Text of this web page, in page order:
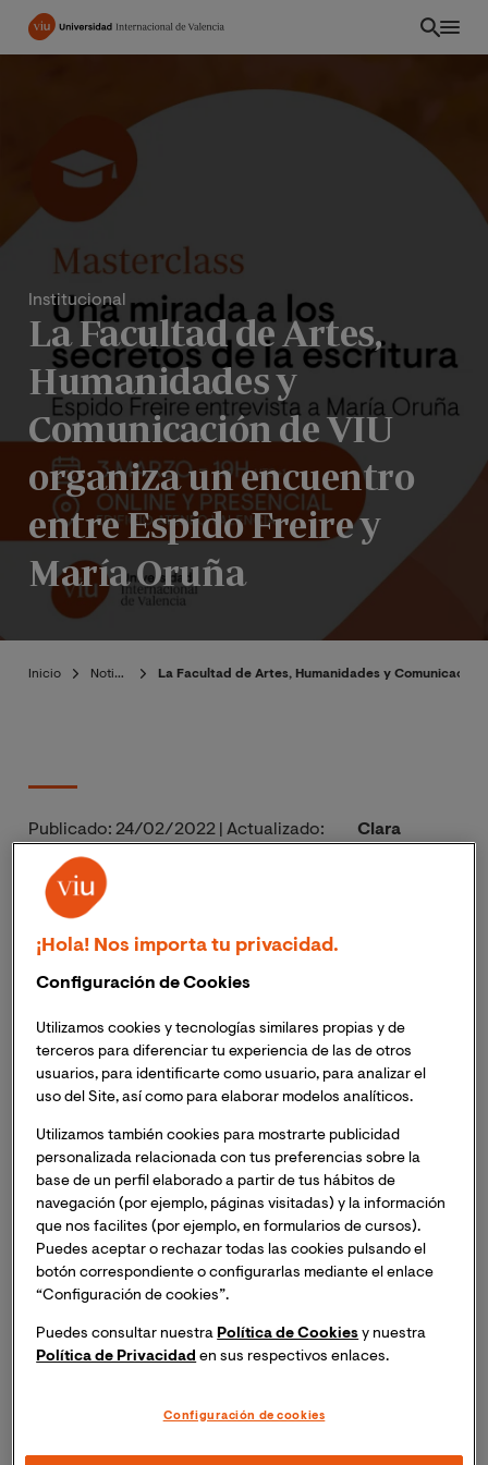
Pasar
INT
Institucional
La Facultad de Artes,
Humanidades y
Comunicación de VIU
organiza un encuentro
entre Espido Freire y
María Oruña
Inicio Noticias La Facultad de Artes, Humanidades y
Publicado: 24/02/2022
Actualizado:
06/11/2023
Clara
Espido Freire
Facultad de Artes, Humanidades y
El coloquio de ambas autoras, que se celebrará el 3 de
marzo a las 19:00 hora española peninsular, podrá
seguirse de forma presencial en el Ateneo de Valencia,
y Online a través del canal de YouTube de la
Universidad.
Se trata de una ocasión inmejorable para descubrir los
detalles y secretos del proceso de creación literaria a
través de la experiencia de dos de las autoras
contemporáneas más destacadas de España
La Facultad de Artes, Humanidades y
Valencia, en su propósito de acercar la cultura y las
artes al público, ha organizado una masterclass abierta
más relevantes del panorama literario español: Espido
¡Hola! Nos importa tu privacidad.
Configuración de Cookies
Utilizamos cookies y tecnologías similares propias y de
terceros para diferenciar tu experiencia de las de otros
usuarios, para identificarte como usuario, para analizar el
uso del Site, así como para elaborar modelos analíticos.
Utilizamos también cookies para mostrarte publicidad
personalizada relacionada con tus preferencias sobre la
base de un perfil elaborado a partir de tus hábitos de
navegación (por ejemplo, páginas visitadas) y la información
que nos facilites (por ejemplo, en formularios de cursos).
Puedes aceptar o rechazar todas las cookies pulsando el
botón correspondiente o configurarlas mediante el enlace
“Configuración de cookies”.
Puedes consultar nuestra Política de Cookies y nuestra
Política de Privacidad en sus respectivos enlaces.
Configuración de cookies